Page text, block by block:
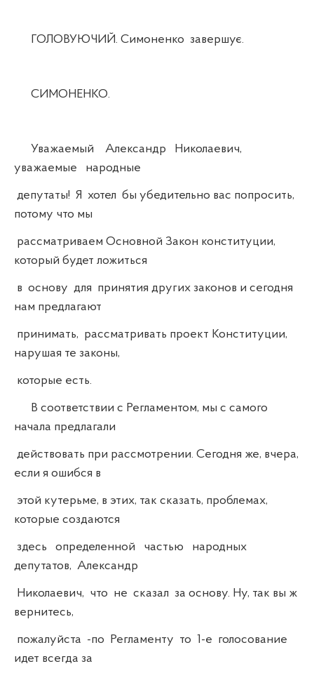
ГОЛОВУЮЧИЙ. Симоненко завершує.
СИМОНЕНКО.
Уважаемый Александр Николаевич,
уважаемые народные
депутаты! Я хотел бы убедительно вас попросить,
потому что мы
рассматриваем Основной Закон конституции,
который будет ложиться
в основу для принятия других законов и сегодня
нам предлагают
принимать, рассматривать проект Конституции,
нарушая те законы,
которые есть.
В соответствии с Регламентом, мы с самого
начала предлагали
действовать при рассмотрении. Сегодня же, вчера,
если я ошибся в
этой кутерьме, в этих, так сказать, проблемах,
которые создаются
здесь определенной частью народных
депутатов, Александр
Николаевич, что не сказал за основу. Ну, так вы ж
вернитесь,
пожалуйста -по Регламенту то 1-е голосование
идет всегда за